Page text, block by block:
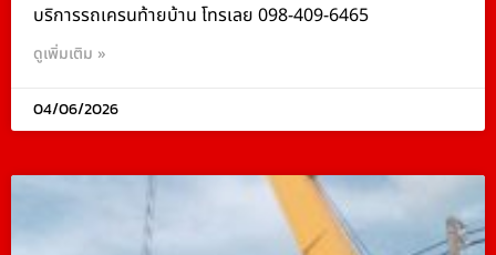
บริการรถเครนท้ายบ้าน โทรเลย 098-409-6465
ดูเพิ่มเติม »
04/06/2026